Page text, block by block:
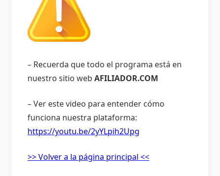
– Recuerda que todo el programa está en
nuestro sitio web AFILIADOR.COM
– Ver este video para entender cómo
funciona nuestra plataforma:
https://youtu.be/2yYLpih2Upg
>> Volver a la página principal <<